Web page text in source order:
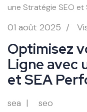
une Stratégie SEO et
01 août 2025 /
Optimisez
Ligne avec
et SEA
sea seo